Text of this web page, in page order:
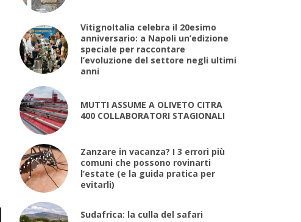
VitignoItalia celebra il 20esimo
anniversario: a Napoli un’edizione
speciale per raccontare
l’evoluzione del settore negli ultimi
anni
MUTTI ASSUME A OLIVETO CITRA
400 COLLABORATORI STAGIONALI
Zanzare in vacanza? I 3 errori più
comuni che possono rovinarti
l’estate (e la guida pratica per
evitarli)
Sudafrica: la culla del safari